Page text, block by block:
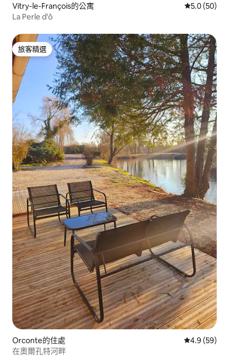
Vitry-le-François的公寓 從 50 則評
5.0 (50)
La Perle d'ô
旅客精選
旅客精選
Orconte的住處 從 59 則評
4.9 (59)
在奧爾孔特河畔